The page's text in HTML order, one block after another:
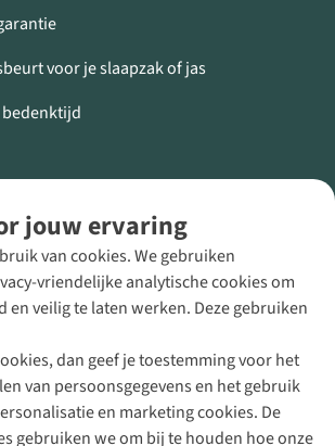
jouw ervaring
van cookies. We gebruiken
vriendelijke analytische cookies om
en veilig te laten werken. Deze gebruiken
dan geef je toestemming voor het
van persoonsgegevens en het gebruik
en marketing cookies. De
gebruiken we om bij te houden hoe onze
voor je slaapzak of jas
bedenktijd
een Buitenexpert
50 88
80